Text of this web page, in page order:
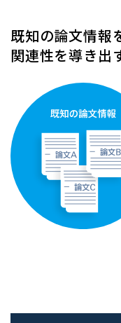
既知の論文情報
関連性を導き出